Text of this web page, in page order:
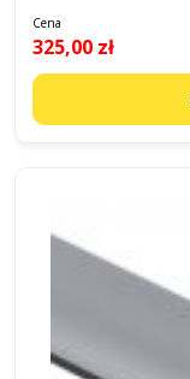
Cena
325,00 zł